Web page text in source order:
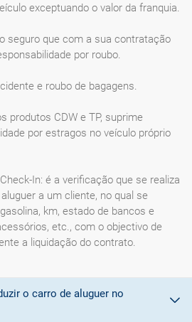
exceptuando o valor da franquia.
seguro que com a sua contratação
por roubo.
e roubo de bagagens.
produtos CDW e TP, suprime
por estragos no veículo próprio
In: é a verificação que se realiza
a um cliente, no qual se
km, estado de bancos e
etc., com o objectivo de
a liquidação do contrato.
o carro de aluguer no